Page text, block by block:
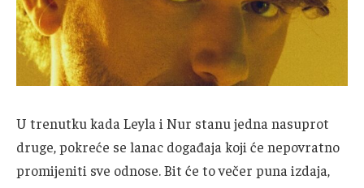
U trenutku kada Leyla i Nur stanu jedna nasuprot
druge, pokreće se lanac događaja koji će nepovratno
promijeniti sve odnose. Bit će to večer puna izdaja,